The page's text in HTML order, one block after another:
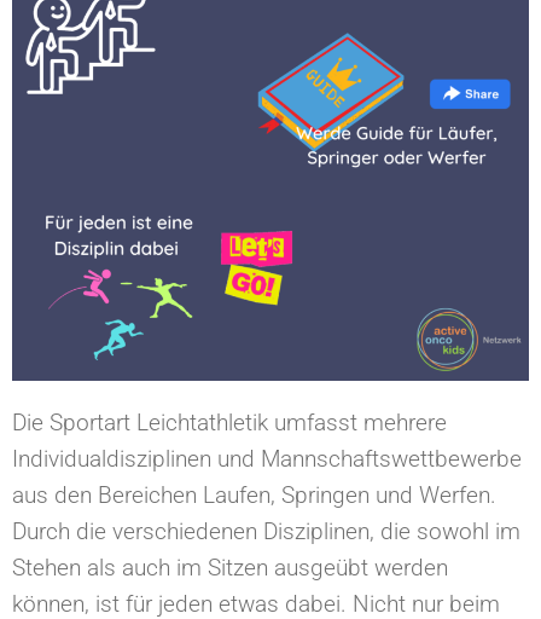
Die Sportart Leichtathletik umfasst mehrere
Individualdisziplinen und Mannschaftswettbewerbe
aus den Bereichen Laufen, Springen und Werfen.
Durch die verschiedenen Disziplinen, die sowohl im
Stehen als auch im Sitzen ausgeübt werden
können, ist für jeden etwas dabei. Nicht nur beim